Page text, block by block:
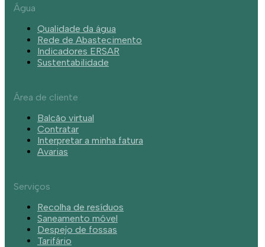
Água
Qualidade da água
Rede de Abastecimento
Indicadores ERSAR
Sustentabilidade
Área de cliente
Balcão virtual
Contratar
Interpretar a minha fatura
Avarias
Serviços
Recolha de resíduos
Saneamento móvel
Despejo de fossas
Tarifário